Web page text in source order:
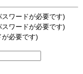
ワードが必要です)
ワードが必要です)
必要です)